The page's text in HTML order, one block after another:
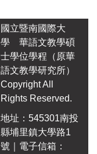
國立暨南國際大
學 華語文教學碩
士學位學程（原華
語文教學研究所）
Copyright All
Rights Reserved.
地址：545301南投
縣埔里鎮大學路1
號｜電子信箱：